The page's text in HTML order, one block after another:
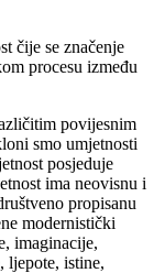
čije se značenje
procesu između
povijesnim
smo umjetnosti
posjeduje
ima neovisnu i
propisanu
modernistički
imaginacije,
ljepote, istine,